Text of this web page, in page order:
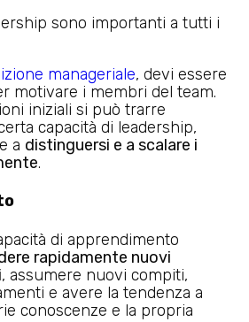
sono importanti a tutti i
manageriale, devi essere
motivare i membri del team.
iniziali si può trarre
capacità di leadership,
a distinguersi e a scalare i
.
di apprendimento
rapidamente nuovi
, assumere nuovi compiti,
e avere la tendenza a
conoscenze e la propria